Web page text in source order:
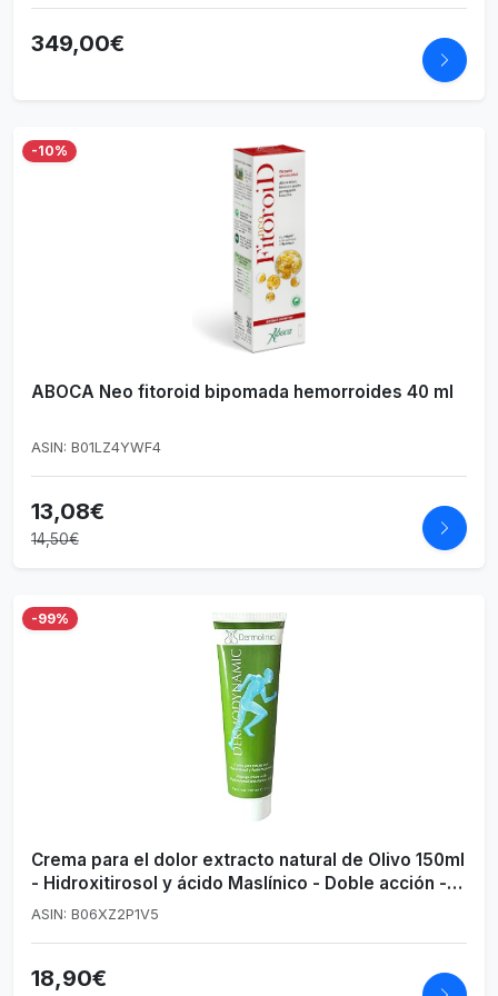
349,00€
-10%
ABOCA Neo fitoroid bipomada hemorroides 40 ml
ASIN: B01LZ4YWF4
13,08€
14,50€
-99%
Crema para el dolor extracto natural de Olivo 150ml
- Hidroxitirosol y ácido Maslínico - Doble acción -
Resultados sobre dolor y la piel - Ideal para rodillas
ASIN: B06XZ2P1V5
18,90€